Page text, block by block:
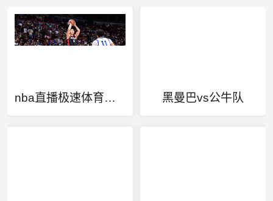
nba直播极速体育直播吧 黑曼巴vs公牛队